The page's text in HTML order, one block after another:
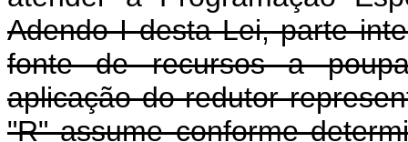
Adendo I desta Lei, parte
fonte de recursos a
aplicação do redutor
"R" assume conforme